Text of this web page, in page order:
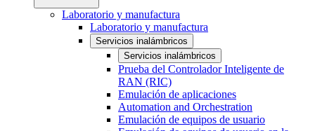
Laboratorio y manufactura
Laboratorio y manufactura
Servicios inalámbricos
Servicios inalámbricos
Prueba del Controlador Inteligente de
RAN (RIC)
Emulación de aplicaciones
Automation and Orchestration
Emulación de equipos de usuario